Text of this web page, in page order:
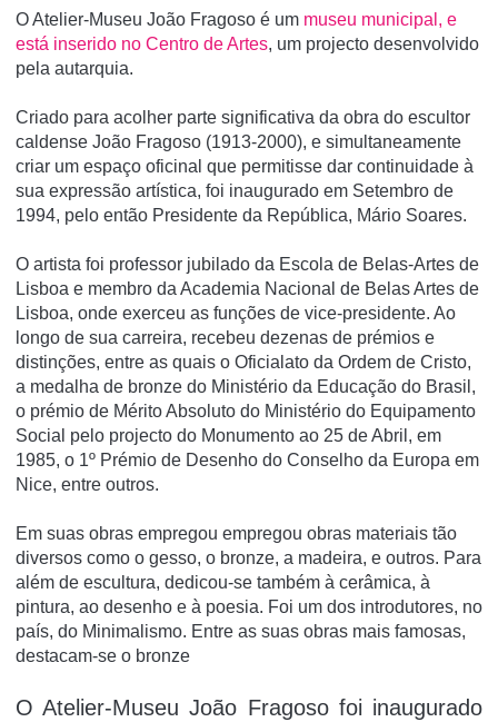
O Atelier-Museu João Fragoso é um museu municipal, e
está inserido no Centro de Artes, um projecto desenvolvido
pela autarquia.
Criado para acolher parte significativa da obra do escultor
caldense João Fragoso (1913-2000), e simultaneamente
criar um espaço oficinal que permitisse dar continuidade à
sua expressão artí­stica, foi inaugurado em Setembro de
1994, pelo então Presidente da República, Mário Soares.
O artista foi professor jubilado da Escola de Belas-Artes de
Lisboa e membro da Academia Nacional de Belas Artes de
Lisboa, onde exerceu as funções de vice-presidente. Ao
longo de sua carreira, recebeu dezenas de prémios e
distinções, entre as quais o Oficialato da Ordem de Cristo,
a medalha de bronze do Ministério da Educação do Brasil,
o prémio de Mérito Absoluto do Ministério do Equipamento
Social pelo projecto do Monumento ao 25 de Abril, em
1985, o 1º Prémio de Desenho do Conselho da Europa em
Nice, entre outros.
Em suas obras empregou empregou obras materiais tão
diversos como o gesso, o bronze, a madeira, e outros. Para
além de escultura, dedicou-se também à cerâmica, à
pintura, ao desenho e à poesia. Foi um dos introdutores, no
paí­s, do Minimalismo. Entre as suas obras mais famosas,
destacam-se o bronze
O Atelier-Museu João Fragoso foi inaugurado